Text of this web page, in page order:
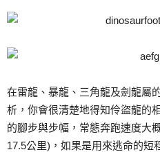
在雷龍、暴龍、三角龍及劍龍屬
析，你會很清楚地得知伶盜龍的
的腳步與步幅，常態奔跑速度大
17.5公里)，如果是用來逃命的短